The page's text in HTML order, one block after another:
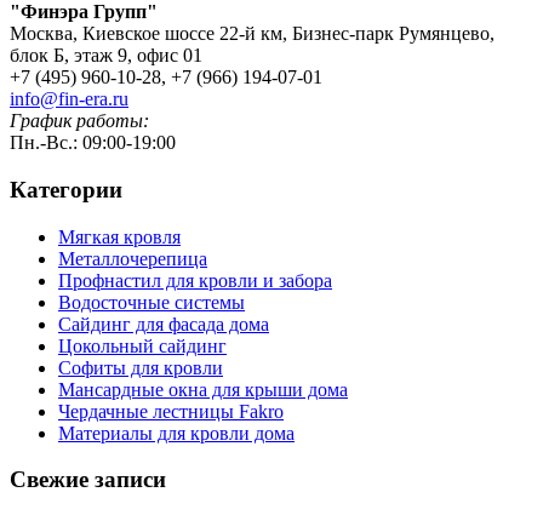
"Финэра Групп"
Москва, Киевское шоссе 22-й км, Бизнес-парк Румянцево,
блок Б, этаж 9, офис 01
+7 (495) 960-10-28, +7 (966) 194-07-01
info@fin-era.ru
График работы:
Пн.-Вс.: 09:00-19:00
Категории
Мягкая кровля
Металлочерепица
Профнастил для кровли и забора
Водосточные системы
Сайдинг для фасада дома
Цокольный сайдинг
Софиты для кровли
Мансардные окна для крыши дома
Чердачные лестницы Fakro
Материалы для кровли дома
Свежие записи